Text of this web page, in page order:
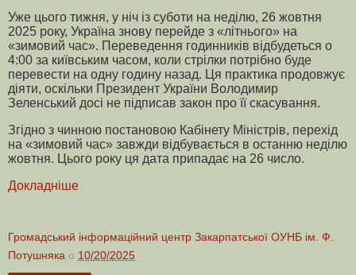
Уже цього тижня, у ніч із суботи на неділю, 26 жовтня
2025 року, Україна знову перейде з «літнього» на
«зимовий час». Переведення годинників відбудеться о
4:00 за київським часом, коли стрілки потрібно буде
перевести на одну годину назад. Ця практика продовжує
діяти, оскільки Президент України Володимир
Зеленський досі не підписав закон про її скасування.
Згідно з чинною постановою Кабінету Міністрів, перехід
на «зимовий час» завжди відбувається в останню неділю
жовтня. Цього року ця дата припадає на 26 число.
Докладніше
Громадський інформаційний центр Закарпатської ОУНБ ім. Ф.
Потушняка о 10/20/2025